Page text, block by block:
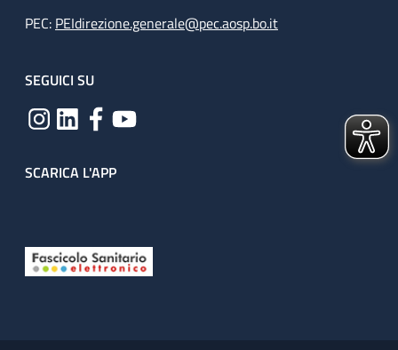
PEC: PEIdirezione.generale@pec.aosp.bo.it
SEGUICI SU
SCARICA L'APP